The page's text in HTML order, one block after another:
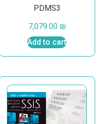
PDMS3
7,079.00 ₪
Add to cart